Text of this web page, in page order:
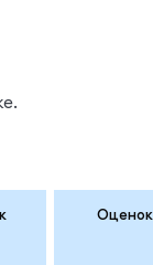
Оценок